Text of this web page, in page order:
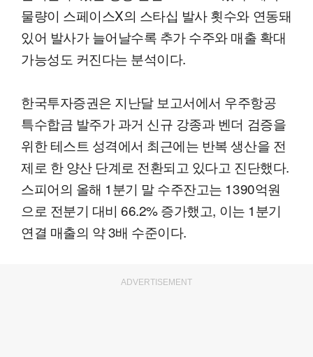
물량이 스페이스X의 스타십 발사 횟수와 연동돼
있어 발사가 늘어날수록 추가 수주와 매출 확대
가능성도 커진다는 분석이다.
한국투자증권은 지난달 보고서에서 우주항공
특수합금 발주가 과거 신규 강종과 벤더 검증을
위한 테스트 성격에서 최근에는 반복 생산을 전
제로 한 양산 단계로 전환되고 있다고 진단했다.
스피어의 올해 1분기 말 수주잔고는 1390억원
으로 전분기 대비 66.2% 증가했고, 이는 1분기
연결 매출의 약 3배 수준이다.
ADVERTISEMENT